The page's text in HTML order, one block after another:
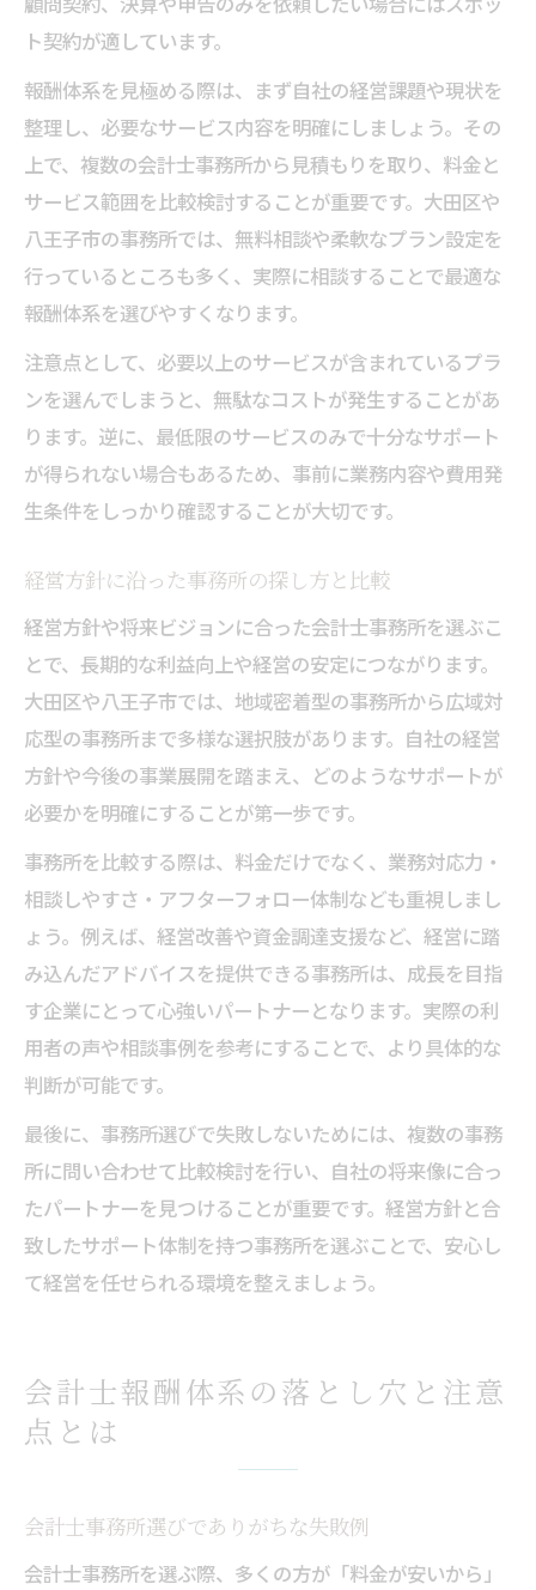
ト契約が適しています。
報酬体系を見極める際は、まず自社の経営課題や現状を
整理し、必要なサービス内容を明確にしましょう。その
上で、複数の会計士事務所から見積もりを取り、料金と
サービス範囲を比較検討することが重要です。大田区や
八王子市の事務所では、無料相談や柔軟なプラン設定を
行っているところも多く、実際に相談することで最適な
報酬体系を選びやすくなります。
注意点として、必要以上のサービスが含まれているプラ
ンを選んでしまうと、無駄なコストが発生することがあ
ります。逆に、最低限のサービスのみで十分なサポート
が得られない場合もあるため、事前に業務内容や費用発
生条件をしっかり確認することが大切です。
経営方針に沿った事務所の探し方と比較
経営方針や将来ビジョンに合った会計士事務所を選ぶこ
とで、長期的な利益向上や経営の安定につながります。
大田区や八王子市では、地域密着型の事務所から広域対
応型の事務所まで多様な選択肢があります。自社の経営
方針や今後の事業展開を踏まえ、どのようなサポートが
必要かを明確にすることが第一歩です。
事務所を比較する際は、料金だけでなく、業務対応力・
相談しやすさ・アフターフォロー体制なども重視しまし
ょう。例えば、経営改善や資金調達支援など、経営に踏
み込んだアドバイスを提供できる事務所は、成長を目指
す企業にとって心強いパートナーとなります。実際の利
用者の声や相談事例を参考にすることで、より具体的な
判断が可能です。
最後に、事務所選びで失敗しないためには、複数の事務
所に問い合わせて比較検討を行い、自社の将来像に合っ
たパートナーを見つけることが重要です。経営方針と合
致したサポート体制を持つ事務所を選ぶことで、安心し
て経営を任せられる環境を整えましょう。
会計士報酬体系の落とし穴と注意
点とは
会計士事務所選びでありがちな失敗例
会計士事務所を選ぶ際、多くの方が「料金が安いから」